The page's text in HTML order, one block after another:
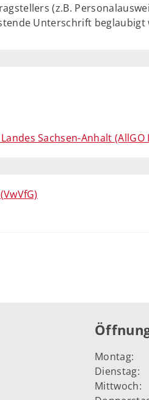
(z.B.
Unterschrift beglaubigt
Sachsen-Anhalt (AllGO
Montag:
Dienstag:
Mittwoch: